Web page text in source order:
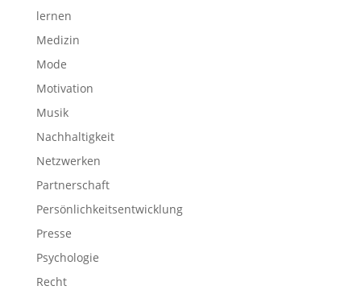
lernen
Medizin
Mode
Motivation
Musik
Nachhaltigkeit
Netzwerken
Partnerschaft
Persönlichkeitsentwicklung
Presse
Psychologie
Recht